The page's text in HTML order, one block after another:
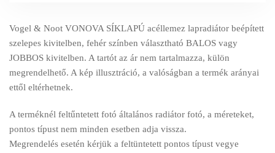
Vogel & Noot VONOVA SÍKLAPÚ acéllemez lapradiátor beépített
szelepes kivitelben, fehér színben választható BALOS vagy
JOBBOS kivitelben. A tartót az ár nem tartalmazza, külön
megrendelhető. A kép illusztráció, a valóságban a termék arányai
ettől eltérhetnek.
A terméknél feltűntetett fotó általános radiátor fotó, a méreteket,
pontos típust nem minden esetben adja vissza.
Megrendelés esetén kérjük a feltüntetett pontos típust vegye